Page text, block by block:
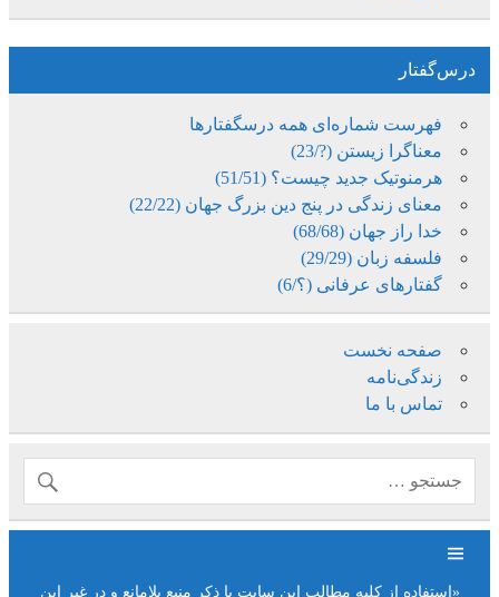
درس‌گفتار
فهرست شماره‌ای همه درسگفتارها
معناگرا زیستن (?/23)
هرمنوتیک جدید چیست؟ (51/51)
معنای زندگی در پنج دین بزرگ جهان (22/22)
خدا راز جهان (68/68)
فلسفه زبان (29/29)
گفتارهای عرفانی (؟/6)
صفحه نخست
زندگی‌نامه
تماس با ما
«استفاده از کلیه مطالب این سایت با ذکر منبع بلامانع و در غیر این